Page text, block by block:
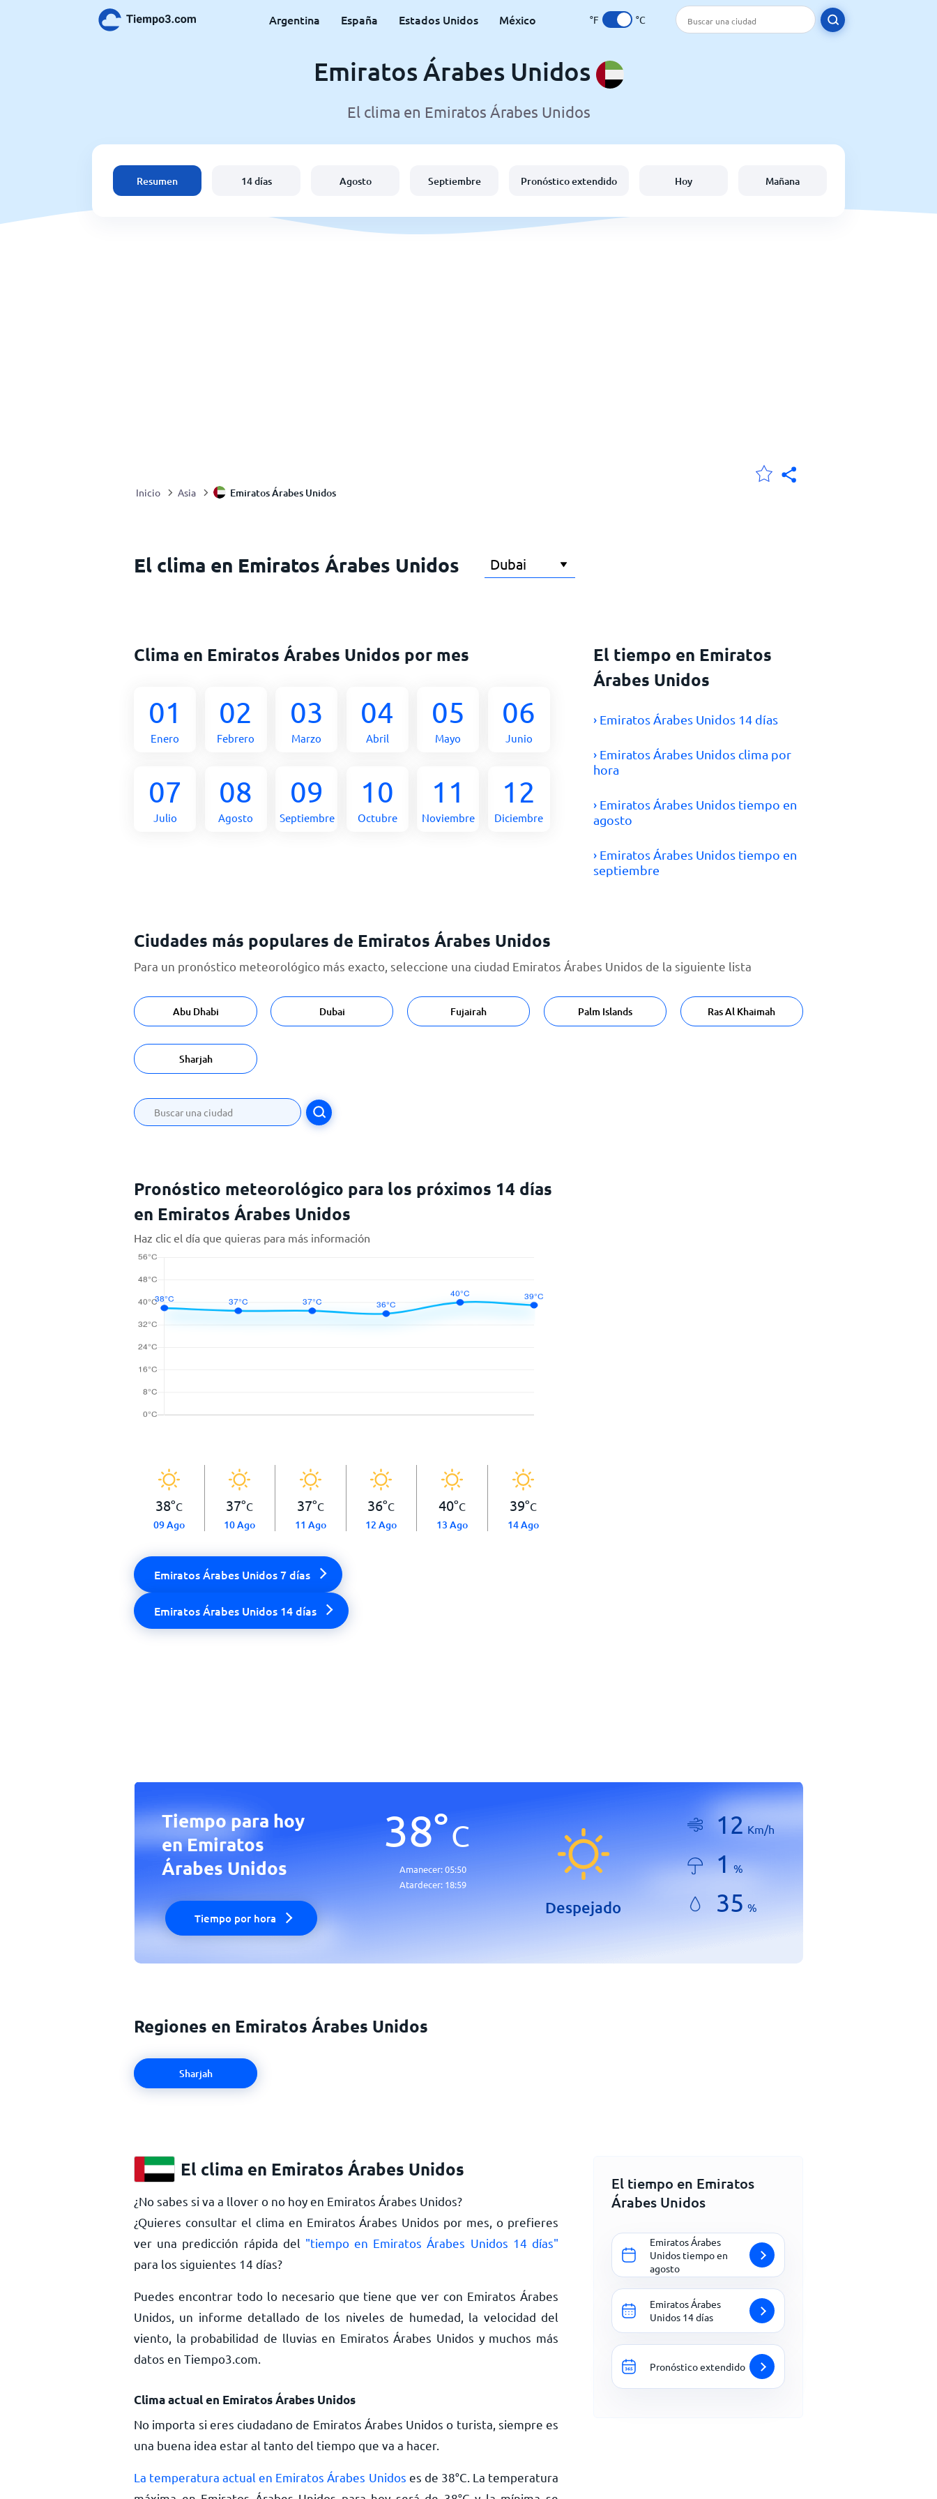
Argentina España Estados Unidos México °F °C
Emiratos Árabes Unidos
El clima en Emiratos Árabes Unidos
Resumen 14 días Agosto Septiembre Pronóstico extendido Hoy Mañana
Inicio Asia Emiratos Árabes Unidos
El clima en Emiratos Árabes Unidos
Clima en Emiratos Árabes Unidos por mes
01
Enero
02
Febrero
03
Marzo
04
Abril
05
Mayo
06
Junio
07
Julio
08
Agosto
09
Septiembre
10
Octubre
11
Noviembre
12
Diciembre
El tiempo en Emiratos
Árabes Unidos
› Emiratos Árabes Unidos 14 días
› Emiratos Árabes Unidos clima por
hora
› Emiratos Árabes Unidos tiempo en
agosto
› Emiratos Árabes Unidos tiempo en
septiembre
Ciudades más populares de Emiratos Árabes Unidos
Para un pronóstico meteorológico más exacto, seleccione una ciudad Emiratos Árabes Unidos de la siguiente lista
Abu Dhabi Dubai Fujairah Palm Islands Ras Al Khaimah
Sharjah
Pronóstico meteorológico para los próximos 14 días
en Emiratos Árabes Unidos
Haz clic el día que quieras para más información
38°C
09 Ago
37°C
10 Ago
37°C
11 Ago
36°C
12 Ago
40°C
13 Ago
39°C
14 Ago
Emiratos Árabes Unidos 7 días
Emiratos Árabes Unidos 14 días
Tiempo para hoy
en Emiratos
Árabes Unidos
Tiempo por hora
38°C
Amanecer:05:50
Atardecer: 18:59
Despejado
12 Km/h
1 %
35 %
Regiones en Emiratos Árabes Unidos
Sharjah
El clima en Emiratos Árabes Unidos
¿No sabes si va a llover o no hoy en Emiratos Árabes Unidos?
¿Quieres consultar el clima en Emiratos Árabes Unidos por mes, o prefieres
ver una predicción rápida del "tiempo en Emiratos Árabes Unidos 14 días"
para los siguientes 14 días?
Puedes encontrar todo lo necesario que tiene que ver con Emiratos Árabes
Unidos, un informe detallado de los niveles de humedad, la velocidad del
viento, la probabilidad de lluvias en Emiratos Árabes Unidos y muchos más
datos en Tiempo3.com.
Clima actual en Emiratos Árabes Unidos
No importa si eres ciudadano de Emiratos Árabes Unidos o turista, siempre es
una buena idea estar al tanto del tiempo que va a hacer.
La temperatura actual en Emiratos Árabes Unidos es de 38°C . La temperatura
El tiempo en Emiratos
Árabes Unidos
Emiratos Árabes
Unidos tiempo en
agosto
Emiratos Árabes
Unidos 14 días
Pronóstico extendido